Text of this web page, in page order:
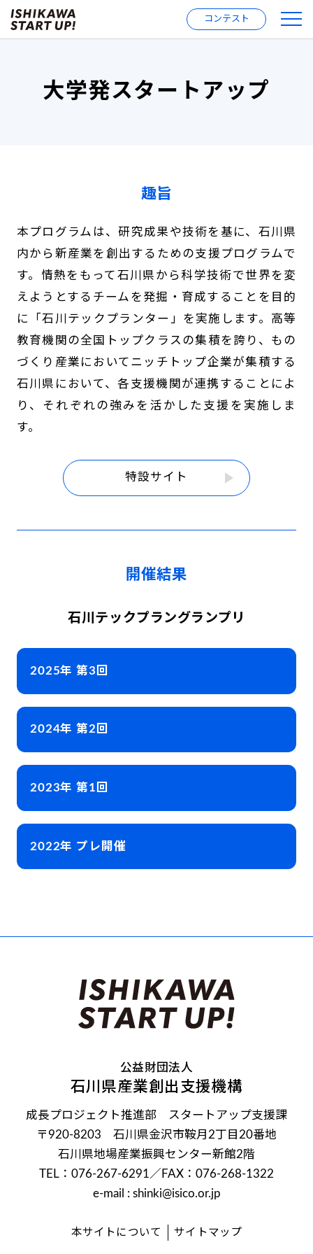
コンテスト
大学発スタートアップ
趣旨
本プログラムは、研究成果や技術を基に、石川県
内から新産業を創出するための支援プログラムで
す。 情熱をもって石川県から科学技術で世界を変
えようとするチームを発掘・育成することを目的
に「石川テックプランター」を実施します。 高等
教育機関の全国トップクラスの集積を誇り、もの
づくり産業においてニッチトップ企業が集積する
石川県において、各支援機関が連携することによ
り、それぞれの強みを活かした支援を実施しま
す。
特設サイト
開催結果
石川テックプラングランプリ
2025年 第3回
2024年 第2回
2023年 第1回
2022年 プレ開催
公益財団法人
石川県産業創出支援機構
成長プロジェクト推進部 スタートアップ支援課
〒920-8203 石川県金沢市鞍月2丁目20番地
石川県地場産業振興センター新館2階
TEL：076-267-6291／FAX：076-268-1322
e-mail : shinki@isico.or.jp
本サイトについて サイトマップ